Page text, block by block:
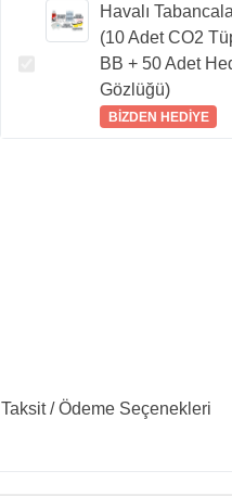
Havalı
(10 Adet CO2
BB + 50 Adet
Gözlüğü)
BİZDEN HEDİYE
Taksit / Ödeme Seçenekleri